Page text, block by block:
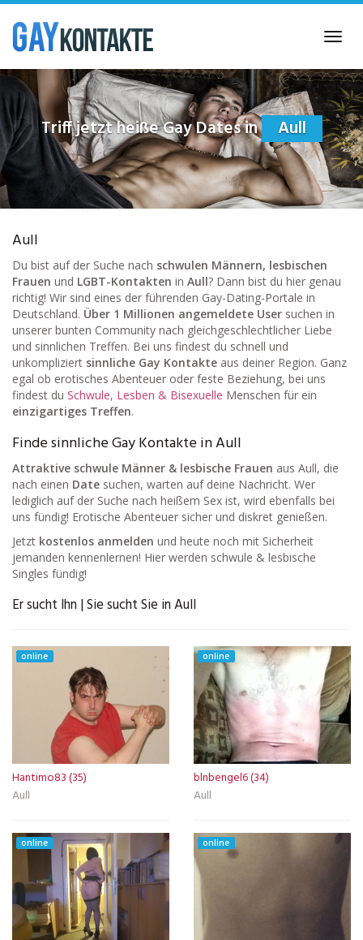
Skip
main
content
Triff jetzt heiße Gay Dates in Aull
Aull
Du bist auf der Suche nach schwulen Männern, lesbischen
Frauen und LGBT-Kontakten in Aull? Dann bist du hier genau
richtig! Wir sind eines der führenden Gay-Dating-Portale in
Deutschland. Über 1 Millionen angemeldete User suchen in
unserer bunten Community nach gleichgeschlechtlicher Liebe
und sinnlichen Treffen. Bei uns findest du schnell und
unkompliziert sinnliche Gay Kontakte aus deiner Region. Ganz
egal ob erotisches Abenteuer oder feste Beziehung, bei uns
findest du Schwule, Lesben & Bisexuelle Menschen für ein
einzigartiges Treffen.
Finde sinnliche Gay Kontakte in Aull
Attraktive schwule Männer & lesbische Frauen aus Aull, die
nach einen Date suchen, warten auf deine Nachricht. Wer
lediglich auf der Suche nach heißem Sex ist, wird ebenfalls bei
uns fündig! Erotische Abenteuer sicher und diskret genießen.
Jetzt kostenlos anmelden und heute noch mit Sicherheit
jemanden kennenlernen! Hier werden schwule & lesbische
Singles fündig!
Er sucht Ihn | Sie sucht Sie in Aull
online
Hantimo83 (35)
Aull
online
blnbengel6 (34)
Aull
online online